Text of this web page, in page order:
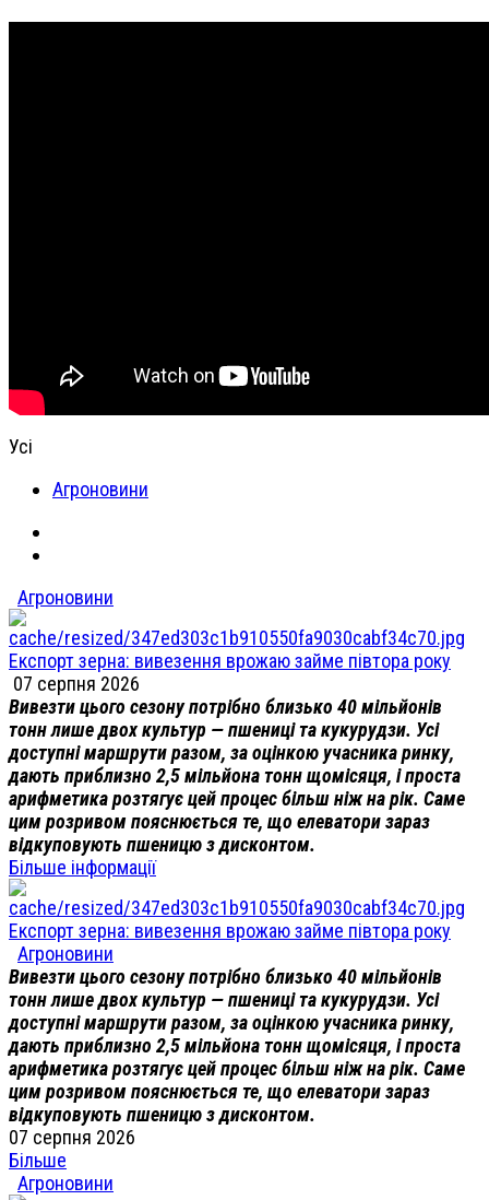
Усі
Агроновини
Агроновини
Експорт зерна: вивезення врожаю займе півтора року
07 серпня 2026
Вивезти цього сезону потрібно близько 40 мільйонів
тонн лише двох культур — пшениці та кукурудзи. Усі
доступні маршрути разом, за оцінкою учасника ринку,
дають приблизно 2,5 мільйона тонн щомісяця, і проста
арифметика розтягує цей процес більш ніж на рік. Саме
цим розривом пояснюється те, що елеватори зараз
відкуповують пшеницю з дисконтом.
Більше інформації
Експорт зерна: вивезення врожаю займе півтора року
Агроновини
Вивезти цього сезону потрібно близько 40 мільйонів
тонн лише двох культур — пшениці та кукурудзи. Усі
доступні маршрути разом, за оцінкою учасника ринку,
дають приблизно 2,5 мільйона тонн щомісяця, і проста
арифметика розтягує цей процес більш ніж на рік. Саме
цим розривом пояснюється те, що елеватори зараз
відкуповують пшеницю з дисконтом.
07 серпня 2026
Більше
Агроновини